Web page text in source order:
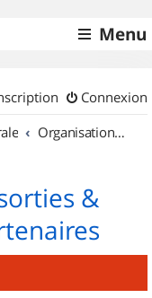
Menu
Connexion
Organisation de sorties & Recherche de partenaires
&